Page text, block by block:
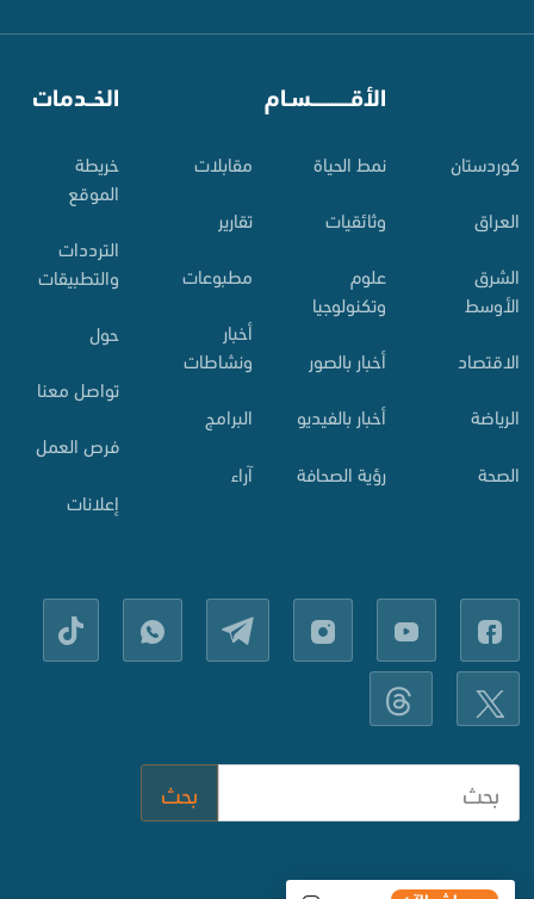
کوردستان
العراق
الشرق
الأوسط
الاقتصاد
الرياضة
الصحة
الأقـــــــــــسـام
نمط الحياة
وثائقيات
علوم
وتكنولوجيا
أخبار بالصور
أخبار بالفيديو
رؤية الصحافة
مقابلات
تقارير
مطبوعات
أخبار
ونشاطات
البرامج
آراء
الخــدمات
خريطة
الموقع
الترددات
والتطبيقات
حول
تواصل معنا
فرص العمل
إعلانات
بحث